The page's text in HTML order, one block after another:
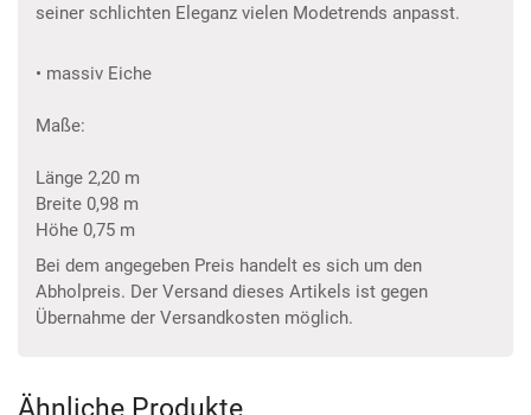
seiner schlichten Eleganz vielen Modetrends anpasst.
• massiv Eiche
Maße:
Länge 2,20 m
Breite 0,98 m
Höhe 0,75 m
Bei dem angegeben Preis handelt es sich um den
Abholpreis. Der Versand dieses Artikels ist gegen
Übernahme der Versandkosten möglich.
Ähnliche Produkte